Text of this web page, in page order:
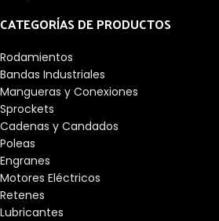
CATEGORÍAS DE PRODUCTOS
Rodamientos
Bandas Industriales
Mangueras y Conexiones
Sprockets
Cadenas y Candados
Poleas
Engranes
Motores Eléctricos
Retenes
Lubricantes